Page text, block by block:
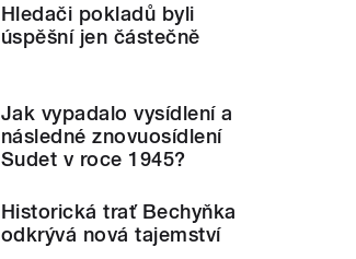
Hledači pokladů byli
úspěšní jen částečně
Jak vypadalo vysídlení a
následné znovuosídlení
Sudet v roce 1945?
Historická trať Bechyňka
odkrývá nová tajemství